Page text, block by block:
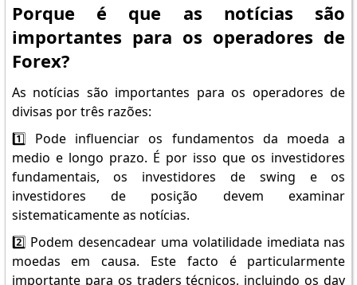
Porque é que as notícias são
importantes para os operadores de
Forex?
As notícias são importantes para os operadores de
divisas por três razões:
1️⃣ Pode influenciar os fundamentos da moeda a
medio e longo prazo. É por isso que os investidores
fundamentais, os investidores de swing e os
investidores de posição devem examinar
sistematicamente as notícias.
2️⃣ Podem desencadear uma volatilidade imediata nas
moedas em causa. Este facto é particularmente
importante para os traders técnicos, incluindo os day